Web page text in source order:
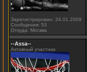
Зарегистрирован: 24.01.2009
Сообщения: 53
Откуда: Москва
--Assa--
Активный участник